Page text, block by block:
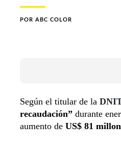
POR ABC COLOR
Según el titular de la
recaudación” durante
aumento de US$ 81